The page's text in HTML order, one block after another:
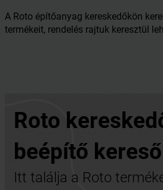
A Roto építőanyag kereskedőkön
termékeit, rendelés rajtuk keresztül
Roto
beépítő kereső
Itt találja a Roto